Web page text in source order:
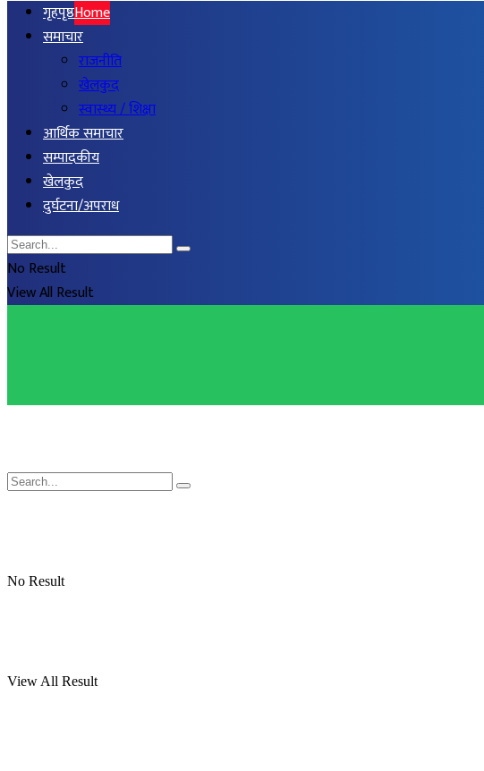
गृहपृष्ठHome
समाचार
राजनीति
खेलकुद
स्वास्थ्य / शिक्षा
आर्थिक समाचार
सम्पादकीय
खेलकुद
दुर्घटना/अपराध
No Result
View All Result
No Result
View All Result